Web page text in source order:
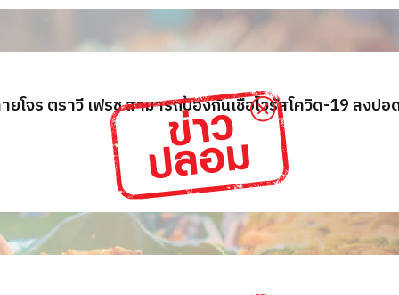
โจร ตราวี เฟรช สามารถป้องกันเชื้อไวรัสโควิด-19 ลงปอ